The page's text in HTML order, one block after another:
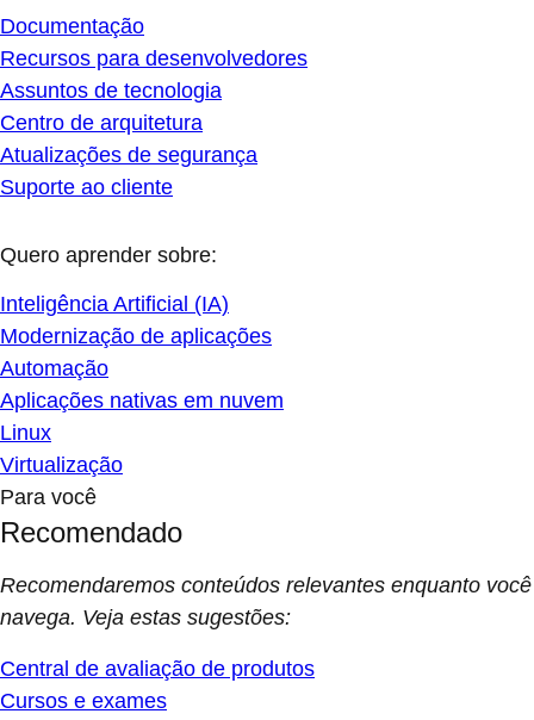
Documentação
Recursos para desenvolvedores
Assuntos de tecnologia
Centro de arquitetura
Atualizações de segurança
Suporte ao cliente
Quero aprender sobre:
Inteligência Artificial (IA)
Modernização de aplicações
Automação
Aplicações nativas em nuvem
Linux
Virtualização
Para você
Recomendado
Recomendaremos conteúdos relevantes enquanto você
navega. Veja estas sugestões:
Central de avaliação de produtos
Cursos e exames